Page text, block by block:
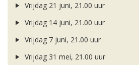
Vrijdag 21 juni, 21.00 uur
Vrijdag 14 juni, 21.00 uur
Vrijdag 7 juni, 21.00 uur
Vrijdag 31 mei, 21.00 uur